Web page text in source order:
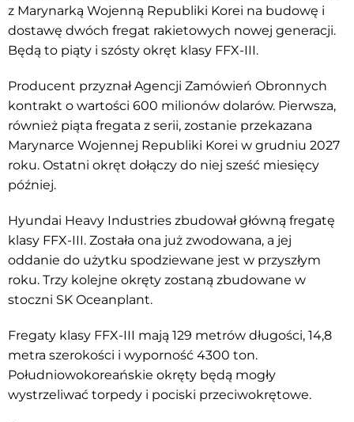
z Marynarką Wojenną Republiki Korei na budowę i
dostawę dwóch fregat rakietowych nowej generacji.
Będą to piąty i szósty okręt klasy FFX-III.
Producent przyznał Agencji Zamówień Obronnych
kontrakt o wartości 600 milionów dolarów. Pierwsza,
również piąta fregata z serii, zostanie przekazana
Marynarce Wojennej Republiki Korei w grudniu 2027
roku. Ostatni okręt dołączy do niej sześć miesięcy
później.
Hyundai Heavy Industries zbudował główną fregatę
klasy FFX-III. Została ona już zwodowana, a jej
oddanie do użytku spodziewane jest w przyszłym
roku. Trzy kolejne okręty zostaną zbudowane w
stoczni SK Oceanplant.
Fregaty klasy FFX-III mają 129 metrów długości, 14,8
metra szerokości i wyporność 4300 ton.
Południowokoreańskie okręty będą mogły
wystrzeliwać torpedy i pociski przeciwokrętowe.